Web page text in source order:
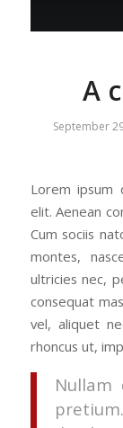
A
September
Lorem ipsum
elit. Aenean
Cum sociis
montes,
ultricies nec,
consequat
vel, aliquet
rhoncus ut,